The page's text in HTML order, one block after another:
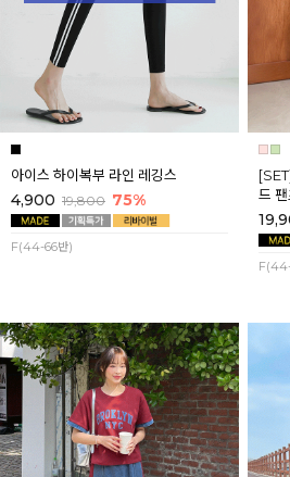
아이스 하이복부 라인 레깅스
4,900 19,800 75%
F(44-66반)
드